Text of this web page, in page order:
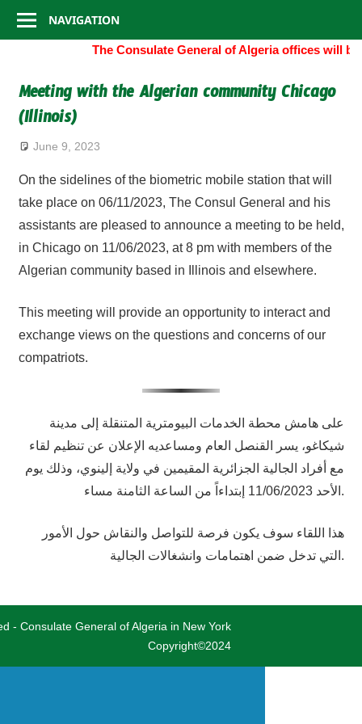
General
of
NAVIGATION
The Consulate General of Algeria offices will
Meeting with the Algerian community Chicago
(Illinois)
June 9, 2023
On the sidelines of the biometric mobile station that will
take place on 06/11/2023, The Consul General and his
assistants are pleased to announce a meeting to be held,
in Chicago on 11/06/2023, at 8 pm with members of the
Algerian community based in Illinois and elsewhere.
This meeting will provide an opportunity to interact and
exchange views on the questions and concerns of our
compatriots.
على هامش محطة الخدمات البيومترية المتنقلة إلى مدينة
شيكاغو، يسر القنصل العام ومساعديه الإعلان عن تنظيم لقاء
مع أفراد الجالية الجزائرية المقيمين في ولاية إلينوي، وذلك يوم
الأحد 11/06/2023 إبتداءاً من الساعة الثامنة مساء.
هذا اللقاء سوف يكون فرصة للتواصل والنقاش حول الأمور
التي تدخل ضمن اهتمامات وانشغالات الجالية.
- Consulate General of Algeria in New York
Copyright©2024